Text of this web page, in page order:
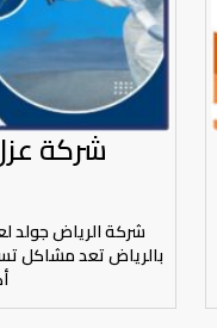
شركة
شركة الرياض جولد
بالرياض تعد مشاكل